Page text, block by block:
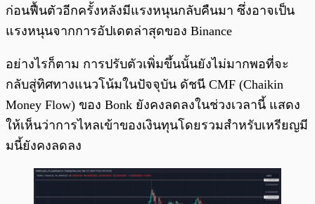
ก่อนฟื้นตัวอีกครั้งหลังมีแรงหนุนกลับคืนมา ซึ่งอาจเป็น
แรงหนุนจากการอัปเดตล่าสุดของ Binance
อย่างไรก็ตาม การปรับตัวเพิ่มขึ้นนั้นยังไม่มากพอที่จะ
กลับสู่ทิศทางแนวโน้มในปัจจุบัน ดัชนี CMF (Chaikin
Money Flow) ของ Bonk ยังคงลดลงในช่วงเวลานี้ แสดง
ให้เห็นว่าการไหลเข้าของเงินทุนโดยรวมสำหรับเหรียญมี
มนี้ยังคงลดลง